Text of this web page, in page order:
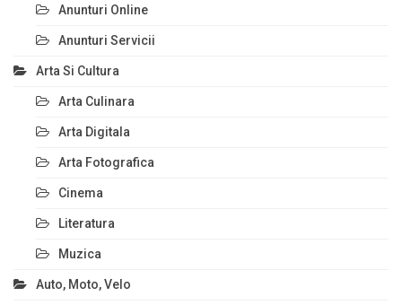
Anunturi Online
Anunturi Servicii
Arta Si Cultura
Arta Culinara
Arta Digitala
Arta Fotografica
Cinema
Literatura
Muzica
Auto, Moto, Velo